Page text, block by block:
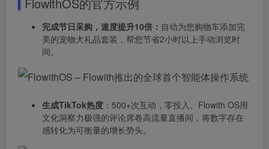
完成节日采购，速度提升10倍： 自动为您购物车添加完
美的宠物犬礼品套装，帮您节省2小时以上手动浏览时
间。
生成TikTok热度 ：500+次互动，零投入。Flowith OS用
文化洞察力极强的评论席卷高流量直播间，将数字存在
感转化为可衡量的增长势头。